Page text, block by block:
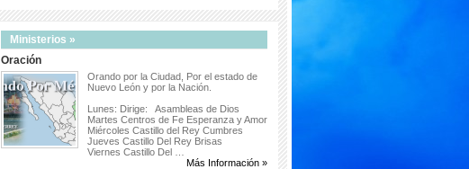
Ministerios »
Oración
Orando por la Ciudad, Por el estado de
Nuevo León y por la Nación.
Lunes: Dirige: Asambleas de Dios
Martes Centros de Fe Esperanza y Amor
Miércoles Castillo del Rey Cumbres
Jueves Castillo Del Rey Brisas
Viernes Castillo Del …
Más Información »